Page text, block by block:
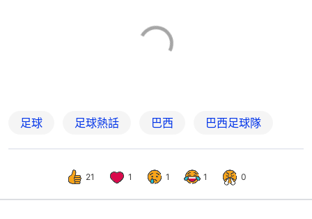
足球 足球熱話 巴西 巴西足球隊
21 1 1 1 0